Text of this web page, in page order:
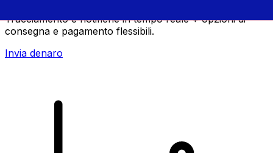
Tracciamento e notifiche in tempo reale + opzioni di
consegna e pagamento flessibili.
Invia denaro